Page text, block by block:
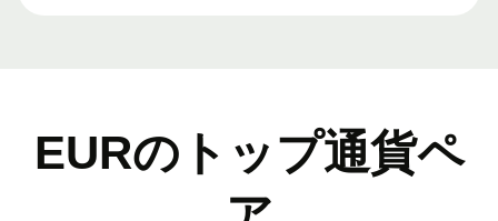
EURのトップ通貨ペ